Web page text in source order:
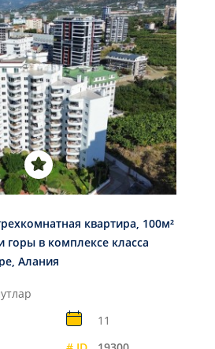
квартира, 100м²
в комплексе класса
Алания
11